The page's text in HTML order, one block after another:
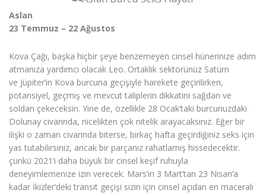
Aslan
23 Temmuz – 22 Ağustos
Kova Çağı, başka hiçbir şeye benzemeyen cinsel hünerinize adım
atmanıza yardımcı olacak Leo. Ortaklık sektörünüz Satürn
ve Jüpiter’in Kova burcuna geçişiyle harekete geçirilirken,
potansiyel, geçmiş ve mevcut taliplerin dikkatini sağdan ve
soldan çekeceksin. Yine de, özellikle 28 Ocak’taki burcunuzdaki
Dolunay civarında, nicelikten çok nitelik arayacaksınız. Eğer bir
ilişki o zaman civarında biterse, birkaç hafta geçirdiğiniz seks için
yas tutabilirsiniz, ancak bir parçanız rahatlamış hissedecektir.
çünkü 2021’i daha büyük bir cinsel keşif ruhuyla
deneyimlemenize izin verecek. Mars’ın 3 Mart’tan 23 Nisan’a
kadar İkizler’deki transit geçişi sizin için cinsel açıdan en maceralı